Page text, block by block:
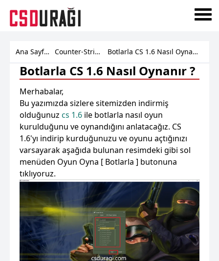
Ana Sayfa Counter-Strike Botlarla CS 1.6 Nasıl Oynanır ?
Botlarla CS 1.6 Nasıl Oynanır ?
Merhabalar,
Bu yazımızda sizlere sitemizden indirmiş
olduğunuz cs 1.6 ile botlarla nasıl oyun
kurulduğunu ve oynandığını anlatacağız. CS
1.6'yı indirip kurduğunuzu ve oyunu açtığınızı
varsayarak aşağıda bulunan resimdeki gibi sol
menüden Oyun Oyna [ Botlarla ] butonuna
tıklıyoruz.